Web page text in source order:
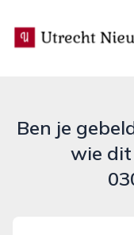
utrecht-nieuws.nl
Ben je
wie